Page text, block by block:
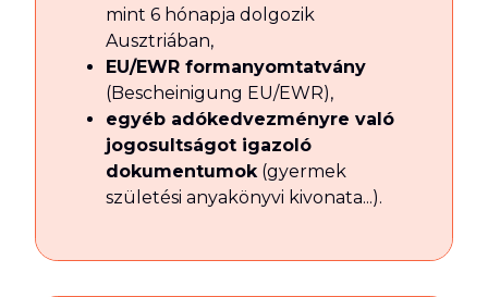
mint 6 hónapja dolgozik
Ausztriában,
EU/EWR formanyomtatvány
(Bescheinigung EU/EWR),
egyéb adókedvezményre való
jogosultságot igazoló
dokumentumok (gyermek
születési anyakönyvi kivonata...).